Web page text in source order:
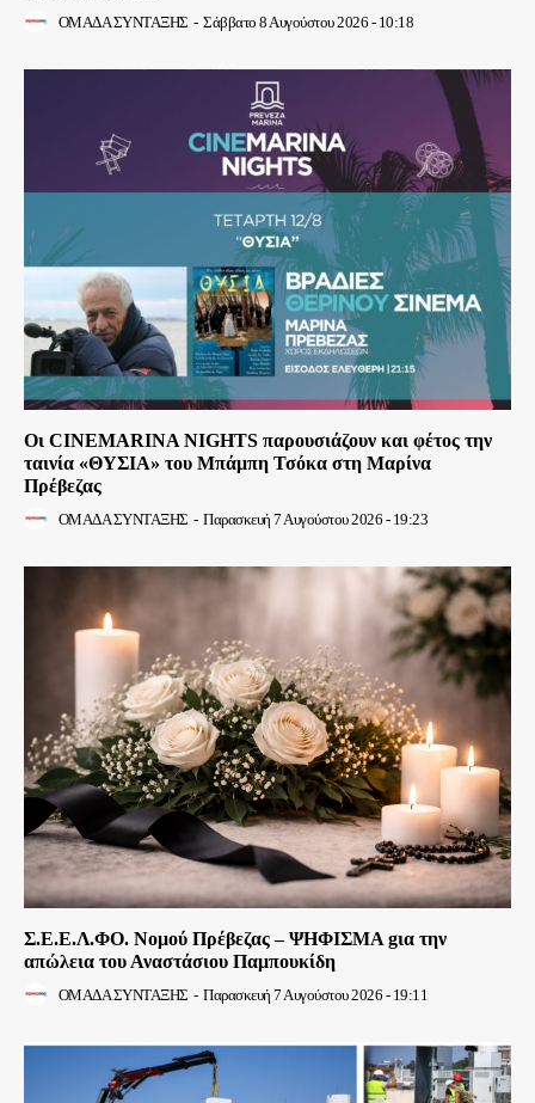
ΟΜΑΔΑ ΣΥΝΤΑΞΗΣ - Σάββατο 8 Αυγούστου 2026 - 10:18
Οι CINEMARINA NIGHTS παρουσιάζουν και φέτος την
ταινία «ΘΥΣΙΑ» του Μπάμπη Τσόκα στη Μαρίνα
Πρέβεζας
ΟΜΑΔΑ ΣΥΝΤΑΞΗΣ - Παρασκευή 7 Αυγούστου 2026 - 19:23
Σ.Ε.Ε.Λ.ΦΟ. Νομού Πρέβεζας – ΨΗΦΙΣΜΑ gια την
απώλεια του Αναστάσιου Παμπουκίδη
ΟΜΑΔΑ ΣΥΝΤΑΞΗΣ - Παρασκευή 7 Αυγούστου 2026 - 19:11